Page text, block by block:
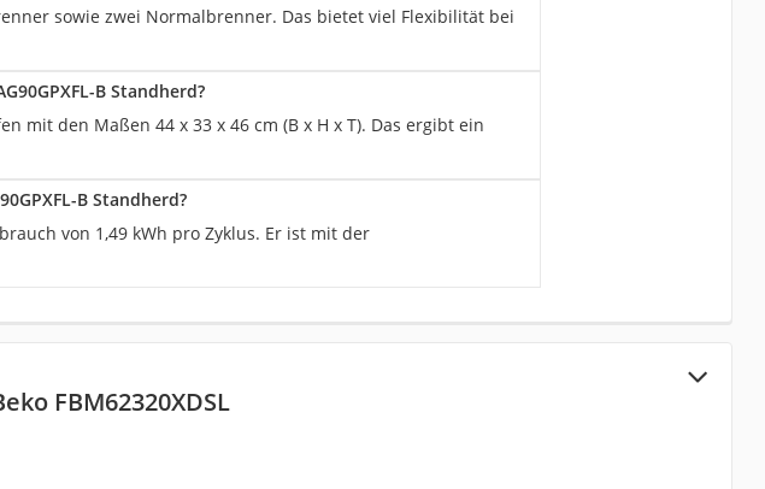
sowie zwei Normalbrenner. Das bietet viel Flexibilität bei
B Standherd?
mit den Maßen 44 x 33 x 46 cm (B x H x T). Das ergibt ein
B Standherd?
von 1,49 kWh pro Zyklus. Er ist mit der
FBM62320XDSL